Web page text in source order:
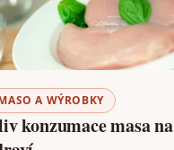
A WÝROBKY
konzumace masa na